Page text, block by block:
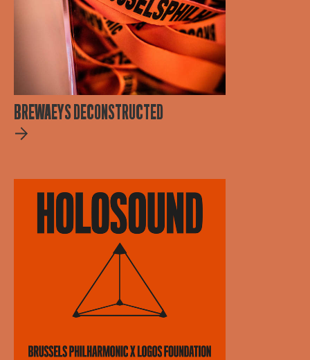
BREWAEYS DECONSTRUCTED